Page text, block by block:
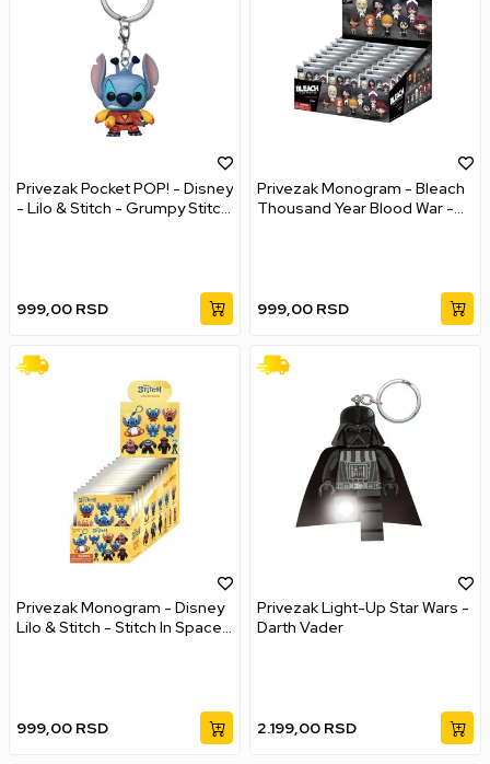
Privezak Pocket POP! - Disney
- Lilo & Stitch - Grumpy Stitch
999,00 RSD
Privezak Monogram - Bleach
Thousand Year Blood War -
999,00 RSD
Privezak Monogram - Disney
Lilo & Stitch - Stitch In Space -
999,00 RSD
Privezak Light-Up Star Wars -
Darth Vader
2.199,00 RSD